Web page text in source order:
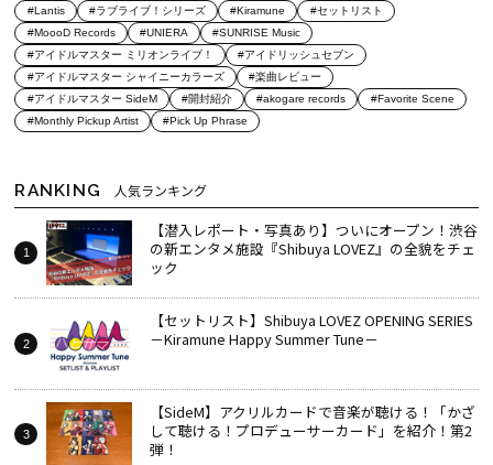
#Lantis #ラブライブ！シリーズ #Kiramune
#セットリスト
#MoooD Records
#UNIERA
#SUNRISE Music
#アイドルマスター ミリオンライブ！
#アイドリッシュセブン
#アイドルマスター シャイニーカラーズ
#楽曲レビュー
#アイドルマスター SideM
#開封紹介 #akogare records
#Favorite Scene
#Monthly Pickup Artist
#Pick Up Phrase
RANKING 人気ランキング
【潜入レポート・写真あり】ついにオープン！渋谷
の新エンタメ施設『Shibuya LOVEZ』の全貌をチェ
ック
【セットリスト】Shibuya LOVEZ OPENING SERIES
－Kiramune Happy Summer Tune－
【SideM】アクリルカードで音楽が聴ける！「かざ
して聴ける！プロデューサーカード」を紹介！第2
弾！